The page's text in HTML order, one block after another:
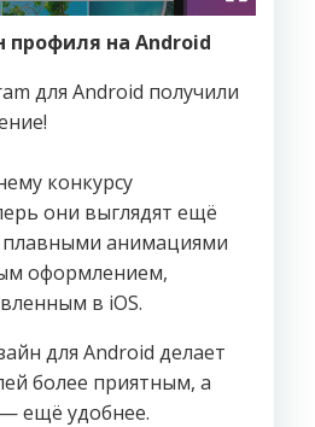
профиля на Android
для Android получили
конкурсу
они выглядят ещё
анимациями
оформлением,
в iOS.
для Android делает
более приятным, а
ещё удобнее.